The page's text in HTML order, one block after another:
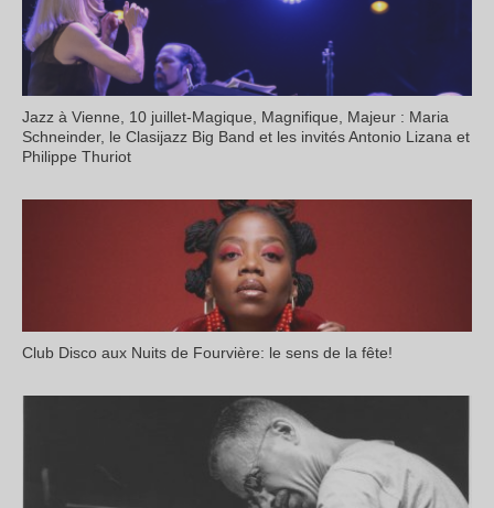
Jazz à Vienne, 10 juillet-Magique, Magnifique, Majeur : Maria
Schneinder, le Clasijazz Big Band et les invités Antonio Lizana et
Philippe Thuriot
Club Disco aux Nuits de Fourvière: le sens de la fête!